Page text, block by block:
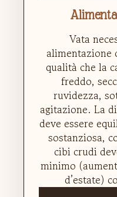
Vata
alimentazione
qualità che la
freddo,
ruvidezza,
agitazione. La
deve essere
sostanziosa,
cibi crudi
minimo
d’estate)